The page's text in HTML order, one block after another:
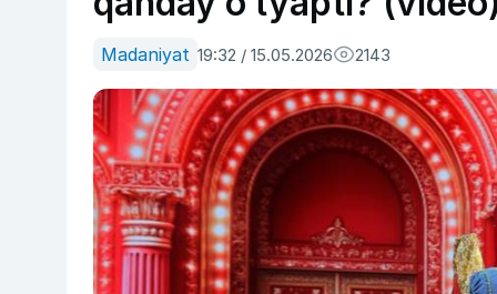
Madaniyat 19:32 / 15.05.2026 2143